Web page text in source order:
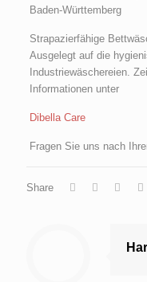
Baden-Württemberg
Strapazierfähige
Ausgelegt auf die
Industriewäschereien.
Informationen unter
Dibella Care
Fragen Sie uns nach
Share